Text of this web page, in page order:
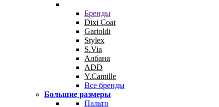
Бренды
Dixi Coat
Garioldi
Stylex
S.Via
Албана
ADD
Y.Camille
Все бренды
Большие размеры
Пальто